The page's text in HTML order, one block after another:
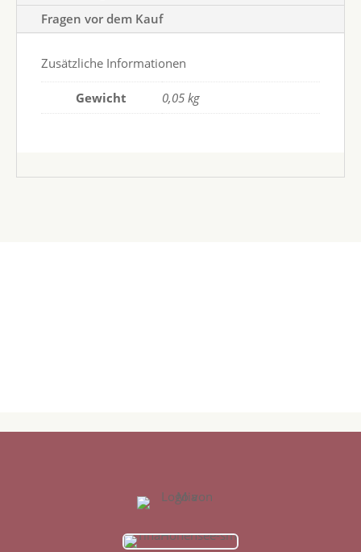
Fragen vor dem Kauf
Zusätzliche Informationen
Gewicht 0,05 kg